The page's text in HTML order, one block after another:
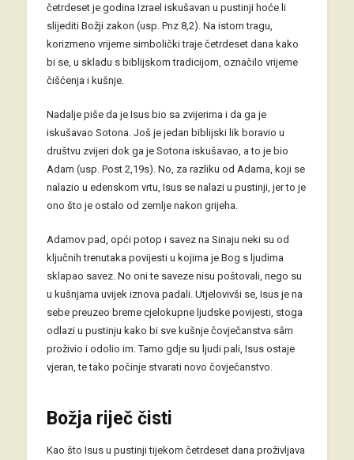
četrdeset je godina Izrael iskušavan u pustinji hoće li
slijediti Božji zakon (usp. Pnz 8,2). Na istom tragu,
korizmeno vrijeme simbolički traje četrdeset dana kako
bi se, u skladu s biblijskom tradicijom, označilo vrijeme
čišćenja i kušnje.
Nadalje piše da je Isus bio sa zvijerima i da ga je
iskušavao Sotona. Još je jedan biblijski lik boravio u
društvu zvijeri dok ga je Sotona iskušavao, a to je bio
Adam (usp. Post 2,19s). No, za razliku od Adama, koji se
nalazio u edenskom vrtu, Isus se nalazi u pustinji, jer to je
ono što je ostalo od zemlje nakon grijeha.
Adamov pad, opći potop i savez na Sinaju neki su od
ključnih trenutaka povijesti u kojima je Bog s ljudima
sklapao savez. No oni te saveze nisu poštovali, nego su
u kušnjama uvijek iznova padali. Utjelovivši se, Isus je na
sebe preuzeo breme cjelokupne ljudske povijesti, stoga
odlazi u pustinju kako bi sve kušnje čovječanstva sâm
proživio i odolio im. Tamo gdje su ljudi pali, Isus ostaje
vjeran, te tako počinje stvarati novo čovječanstvo.
Božja riječ čisti
Kao što Isus u pustinji tijekom četrdeset dana proživljava